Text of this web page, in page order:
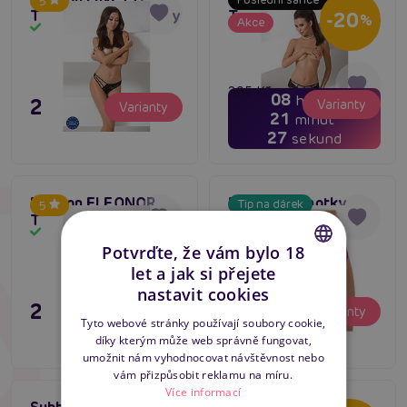
Thong černé kalhotky
Skladem
295 Kč Varianty
Akce
-20%
08 hodin
21 minut
26 sekund
Thong černé kalhotky
Skladem
295 Kč
236 Kč Varianty
5
Passion ELEONOR
Thong bílé kalhotky
Skladem
295 Kč
Tip na dárek
4.8
Dámské kalhotky
Cottelli krajkové s
mašličkou červené
Varianty
ENGLISH
Potvrďte, že vám bylo 18
let a jak si přejete
nastavit cookies
Tyto webové stránky používají soubory cookie,
díky kterým může web správně fungovat,
umožnit nám vyhodnocovat návštěvnost nebo
vám přizpůsobit reklamu na míru.
Více informací